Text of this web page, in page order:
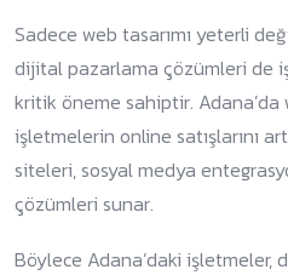
Sadece web tasarımı yeterli
dijital pazarlama çözümleri de
kritik öneme sahiptir. Adana’da
işletmelerin online satışlarını
siteleri, sosyal medya
çözümleri sunar.
Böylece Adana’daki işletmeler,